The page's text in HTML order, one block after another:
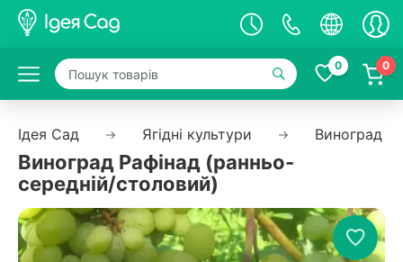
0 0
Ідея Сад Ягідні культури Виноград
Виноград Рафінад (ранньо-
середній/столовий)